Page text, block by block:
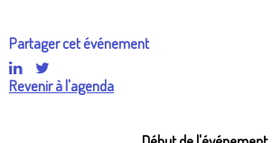
Partager cet événement
Revenir à l'agenda